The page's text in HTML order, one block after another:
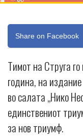
Share on Facebook
Тимот на Струга
година, на
во салата „Нико
единствениот
за нов триумф.